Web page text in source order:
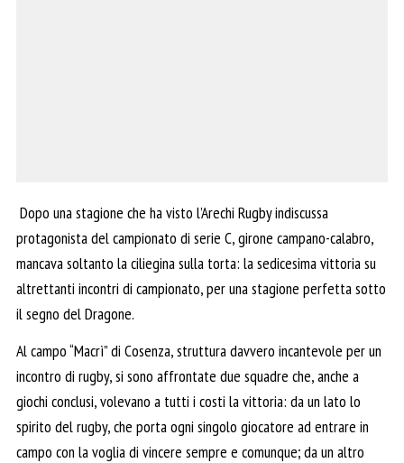
Dopo una stagione che ha visto l’Arechi Rugby indiscussa
protagonista del campionato di serie C, girone campano-calabro,
mancava soltanto la ciliegina sulla torta: la sedicesima vittoria su
altrettanti incontri di campionato, per una stagione perfetta sotto
il segno del Dragone.
Al campo “Macrì” di Cosenza, struttura davvero incantevole per un
incontro di rugby, si sono affrontate due squadre che, anche a
giochi conclusi, volevano a tutti i costi la vittoria: da un lato lo
spirito del rugby, che porta ogni singolo giocatore ad entrare in
campo con la voglia di vincere sempre e comunque; da un altro